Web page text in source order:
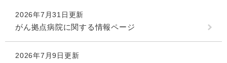
2026年7月31日更新
がん拠点病院に関する情報ページ
2026年7月9日更新